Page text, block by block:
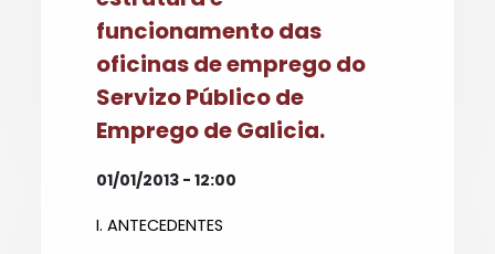
funcionamento das
oficinas de emprego do
Servizo Público de
Emprego de Galicia.
01/01/2013 - 12:00
I. ANTECEDENTES